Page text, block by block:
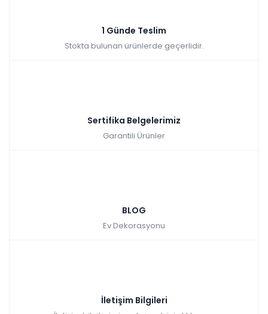
1 Günde Teslim
Stokta bulunan ürünlerde geçerlidir.
Sertifika Belgelerimiz
Garantili Ürünler
BLOG
Ev Dekorasyonu
İletişim Bilgileri